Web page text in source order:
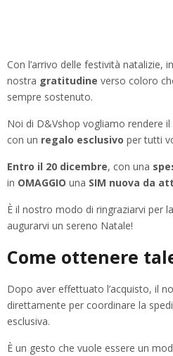
Con l’arrivo delle festività natalizie,
nostra gratitudine verso coloro
sempre sostenuto.
Noi di D&Vshop vogliamo rendere
con un regalo esclusivo per tutti
Entro il 20 dicembre, con una
in OMAGGIO una SIM nuova da
È il nostro modo di ringraziarvi per
augurarvi un sereno Natale!
Come ottenere
Dopo aver effettuato l’acquisto, il
direttamente per coordinare la
esclusiva.
È un gesto che vuole essere un